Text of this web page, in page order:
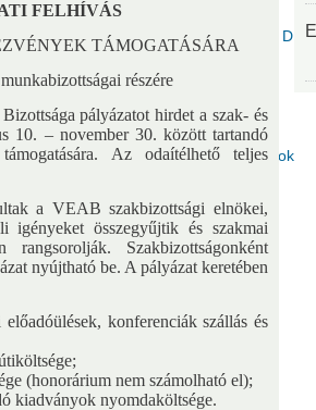
Pannon Tudományos Nap PhD
képviselők Szavazati jogú tagok
FELHÍVÁS
TÁMOGATÁSÁRA
részére
pályázatot hirdet a szak- és
10. – november 30. között tartandó
Az odaítélhető teljes
a VEAB szakbizottsági elnökei,
igényeket összegyűjtik és szakmai
rangsorolják. Szakbizottságonként
nyújtható be. A pályázat keretében
konferenciák szállás és
(honorárium nem számolható el);
kiadványok nyomdaköltsége.